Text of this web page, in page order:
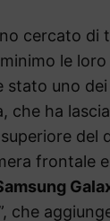
cercato di
le
stato uno
che ha
del
frontale
che